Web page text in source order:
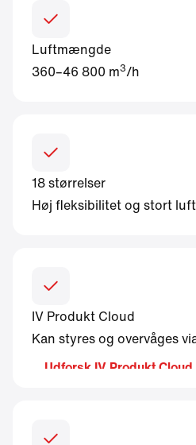
Luftmængde
360–46 800 m3/h
18 størrelser
Høj fleksibilitet og stort
IV Produkt Cloud
Kan styres og overvåges
Udforsk IV Produkt Cloud